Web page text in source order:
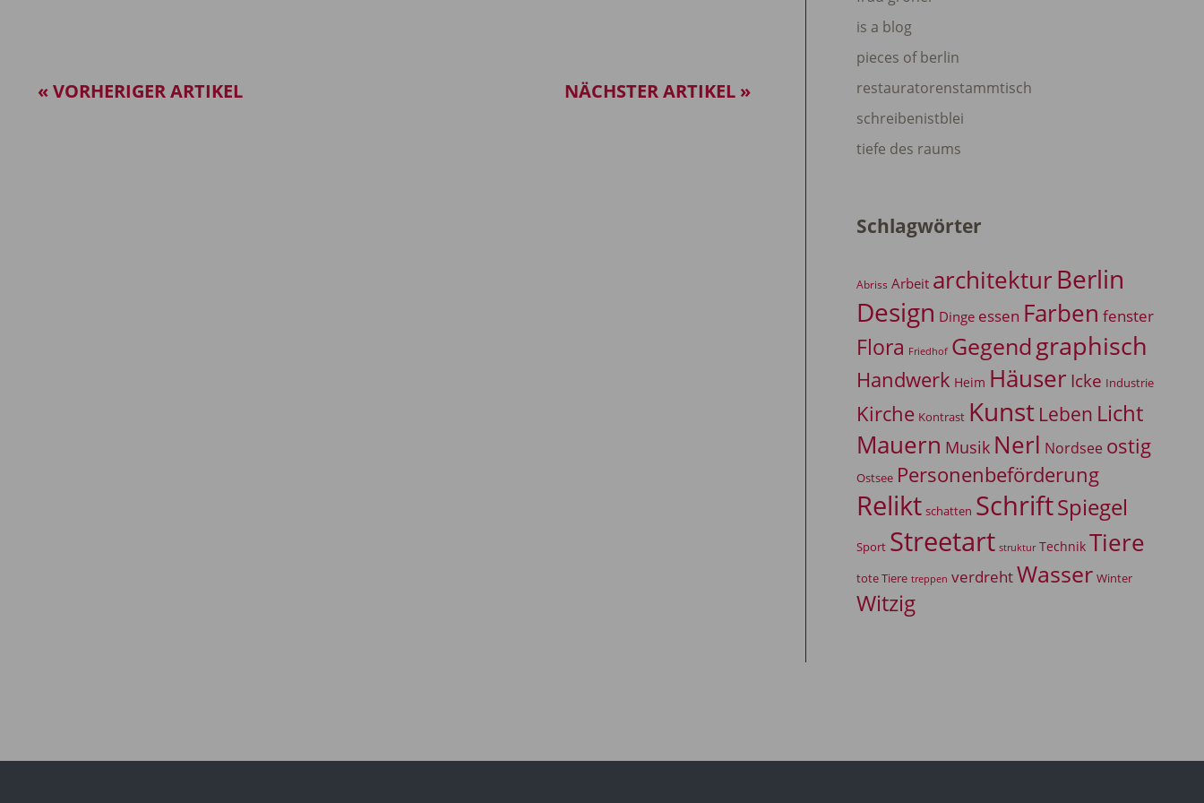
NÄCHSTER ARTIKEL »
« VORHERIGER ARTIKEL
is a blog
pieces of berlin
restauratorenstammtisch
schreibenistblei
tiefe des raums
Schlagwörter
Abriss Arbeit architekturBerlin
Design Dinge essen Farben fenster
Flora Friedhof Gegendgraphisch
Handwerk Heim Häuser Icke Industrie
Kirche Kontrast Kunst Leben Licht
Mauern Musik Nerl Nordsee ostig
Ostsee Personenbeförderung
Relikt schatten SchriftSpiegel
Sport Streetart struktur Technik Tiere
tote Tiere treppen verdrehtWasser Winter
Witzig